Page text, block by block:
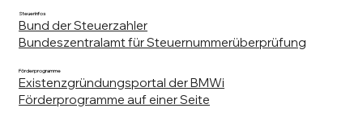
Steuerinfos
Bund der Steuerzahler
Bundeszentralamt für Steuernummerüberprüfung
Förderprogramme
Existenzgründungsportal der BMWi
Förderprogramme auf einer Seite